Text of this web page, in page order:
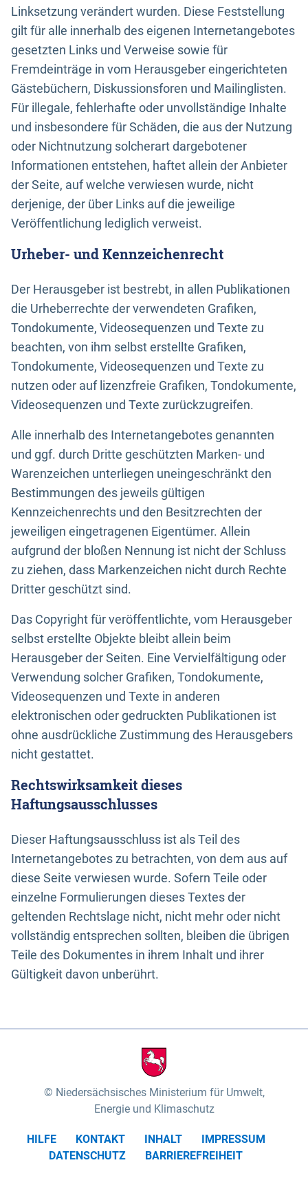
Linksetzung verändert wurden. Diese Feststellung
gilt für alle innerhalb des eigenen Internetangebotes
gesetzten Links und Verweise sowie für
Fremdeinträge in vom Herausgeber eingerichteten
Gästebüchern, Diskussionsforen und Mailinglisten.
Für illegale, fehlerhafte oder unvollständige Inhalte
und insbesondere für Schäden, die aus der Nutzung
oder Nichtnutzung solcherart dargebotener
Informationen entstehen, haftet allein der Anbieter
der Seite, auf welche verwiesen wurde, nicht
derjenige, der über Links auf die jeweilige
Veröffentlichung lediglich verweist.
Urheber- und Kennzeichenrecht
Der Herausgeber ist bestrebt, in allen Publikationen
die Urheberrechte der verwendeten Grafiken,
Tondokumente, Videosequenzen und Texte zu
beachten, von ihm selbst erstellte Grafiken,
Tondokumente, Videosequenzen und Texte zu
nutzen oder auf lizenzfreie Grafiken, Tondokumente,
Videosequenzen und Texte zurückzugreifen.
Alle innerhalb des Internetangebotes genannten
und ggf. durch Dritte geschützten Marken- und
Warenzeichen unterliegen uneingeschränkt den
Bestimmungen des jeweils gültigen
Kennzeichenrechts und den Besitzrechten der
jeweiligen eingetragenen Eigentümer. Allein
aufgrund der bloßen Nennung ist nicht der Schluss
zu ziehen, dass Markenzeichen nicht durch Rechte
Dritter geschützt sind.
Das Copyright für veröffentlichte, vom Herausgeber
selbst erstellte Objekte bleibt allein beim
Herausgeber der Seiten. Eine Vervielfältigung oder
Verwendung solcher Grafiken, Tondokumente,
Videosequenzen und Texte in anderen
elektronischen oder gedruckten Publikationen ist
ohne ausdrückliche Zustimmung des Herausgebers
nicht gestattet.
Rechtswirksamkeit dieses
Haftungsausschlusses
Dieser Haftungsausschluss ist als Teil des
Internetangebotes zu betrachten, von dem aus auf
diese Seite verwiesen wurde. Sofern Teile oder
einzelne Formulierungen dieses Textes der
geltenden Rechtslage nicht, nicht mehr oder nicht
vollständig entsprechen sollten, bleiben die übrigen
Teile des Dokumentes in ihrem Inhalt und ihrer
Gültigkeit davon unberührt.
Niedersächsisches Ministerium für Umwelt,
Energie und Klimaschutz
HILFE KONTAKT INHALT
IMPRESSUM
DATENSCHUTZ
BARRIEREFREIHEIT